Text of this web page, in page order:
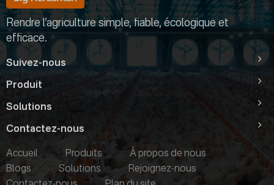
Rendre l’agriculture simple, fiable, écologique et
efficace.
Suivez-nous
Produit
Solutions
Contactez-nous
Accueil
Produits
À propos de nous
Blogs
Solutions
Rejoignez-nous